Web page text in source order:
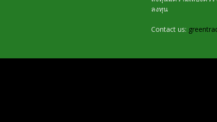
ลงทุน
Contact us: